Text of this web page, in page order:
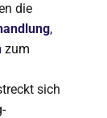
die
,
zum
sich